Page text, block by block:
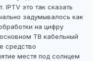
IPTV это так сказать
задумывалось как
на цифру
ТВ кабельный
средство
местя под солнцем